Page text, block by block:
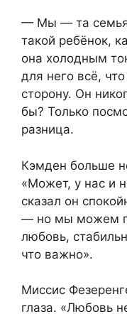
— Мы — та
такой ребёнок,
она холодным
для него всё,
сторону. Он
бы? Только
разница.
Кэмден больше
«Может, у нас и
сказал он
— но мы можем
любовь,
что важно».
Миссис
глаза. «Любовь